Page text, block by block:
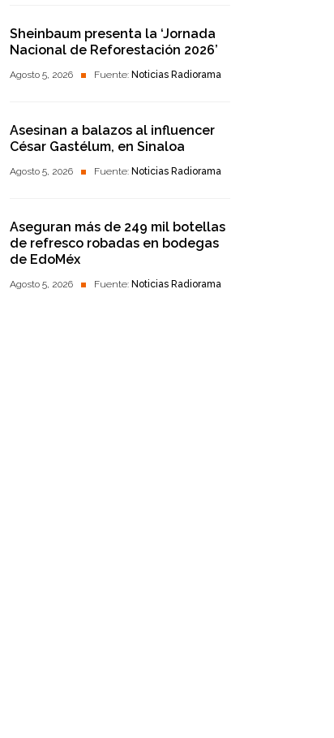
Sheinbaum presenta la ‘Jornada
Nacional de Reforestación 2026’
Agosto 5, 2026 Fuente: Noticias Radiorama
Asesinan a balazos al influencer
César Gastélum, en Sinaloa
Agosto 5, 2026 Fuente: Noticias Radiorama
Aseguran más de 249 mil botellas
de refresco robadas en bodegas
de EdoMéx
Agosto 5, 2026 Fuente: Noticias Radiorama